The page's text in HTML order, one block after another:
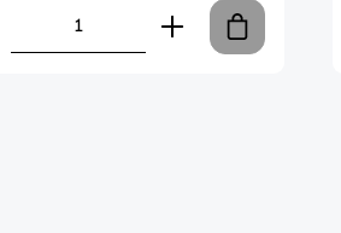
Schaltflächen um
Wert ein oder
Anzahl: Gib den